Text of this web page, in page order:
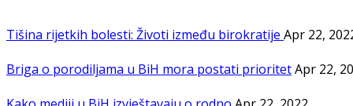
Tišina rijetkih bolesti: Životi između birokratije Apr 22,
Briga o porodiljama u BiH mora postati prioritetApr 22,